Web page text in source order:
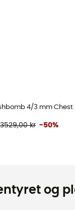
4/3 mm
3529,00 kr -50%
og